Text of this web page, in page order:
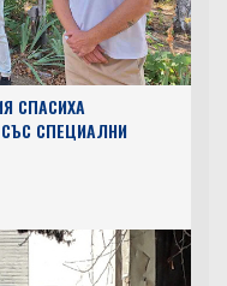
СПАСИХА
СПЕЦИАЛНИ